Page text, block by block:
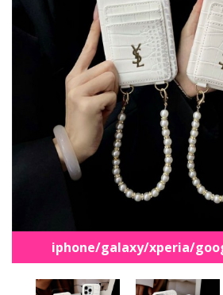
iphone/galaxy/xperia/